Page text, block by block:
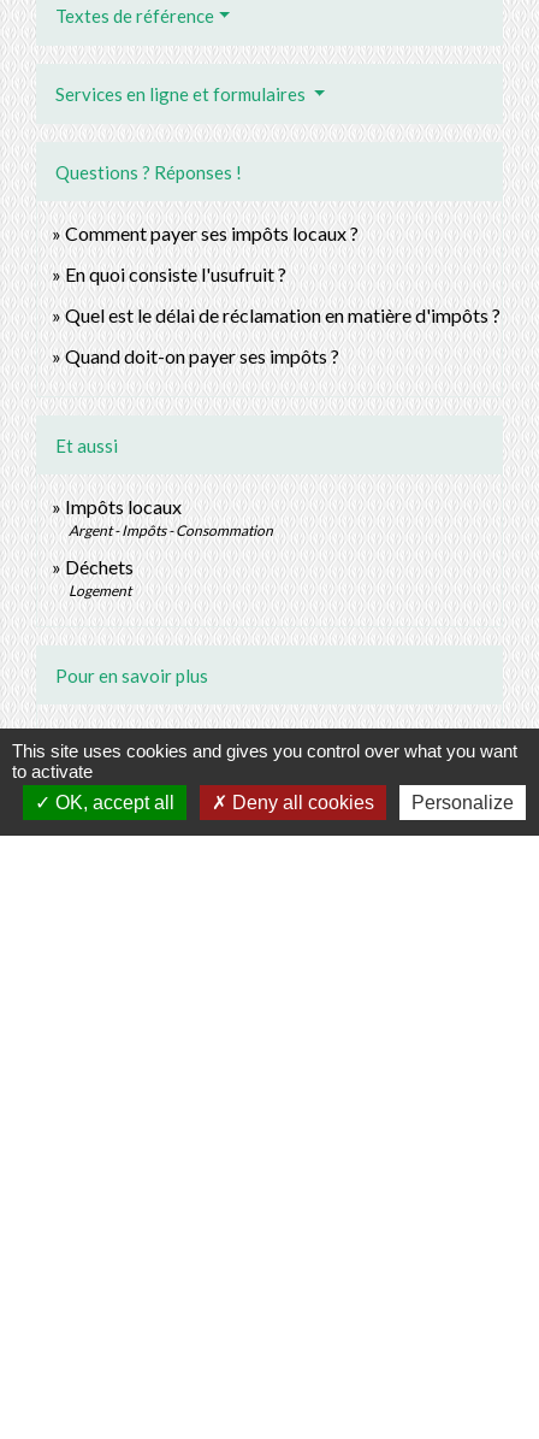
Textes de référence
Services en ligne et formulaires
Questions ? Réponses !
Comment payer ses impôts locaux ?
En quoi consiste l'usufruit ?
Quel est le délai de réclamation en matière d'impôts ?
Quand doit-on payer ses impôts ?
Et aussi
Impôts locaux
Argent - Impôts - Consommation
Déchets
Logement
Pour en savoir plus
Site des impôts open_in_new
Ministère chargé des finances
Calendrier fiscal des particuliersopen_in_new
Ministère chargé des finances
This site uses cookies and gives you control over what you want
to activate
OK, accept all
Deny all cookies Personalize